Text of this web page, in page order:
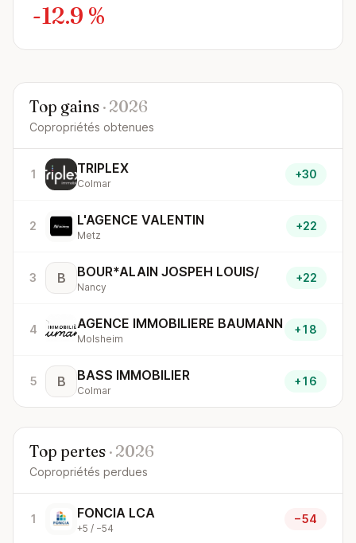
-12.9 %
Top gains · 2026
Copropriétés obtenues
1 TRIPLEX
Colmar
+30
2 L'AGENCE VALENTIN
Metz
+22
3 B BOUR*ALAIN JOSPEH LOUIS/
Nancy
+22
4 AGENCE IMMOBILIERE BAUMANN
Molsheim
+18
5 B BASS IMMOBILIER
Colmar
+16
Top pertes · 2026
Copropriétés perdues
1 FONCIA LCA
+5 / −54
−54